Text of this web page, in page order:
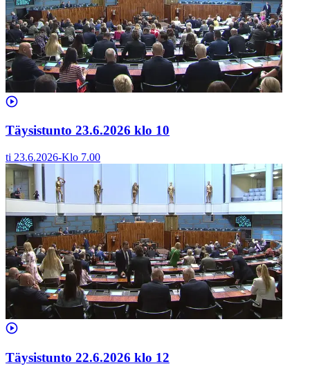
Täysistunto 23.6.2026 klo 10
ti 23.6.2026-Klo 7.00
Täysistunto 22.6.2026 klo 12